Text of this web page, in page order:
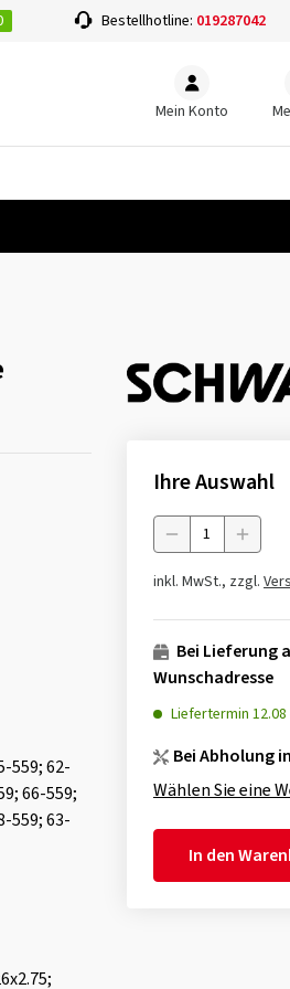
Bestellhotline: 019287042
Mein Konto
559; 62-
66-559;
559; 63-
Ihre Auswahl
Menge
inkl. MwSt., zzgl.
Bei Lieferung
Wunschadresse
Liefertermin 12.08
Bei Abholung
Wählen Sie eine
In den